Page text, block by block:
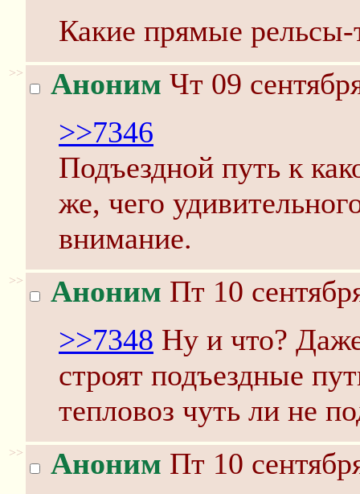
Какие прямые
>> Аноним Чт 09
>>7346
Подъездной путь к
же, чего
внимание.
>> Аноним Пт 10
>>7348 Ну и что?
строят подъездные
тепловоз чуть ли не
>> Аноним Пт 10